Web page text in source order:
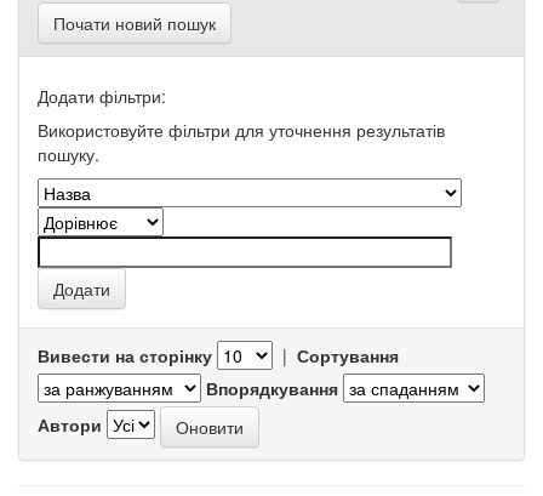
Почати новий пошук
Додати фільтри:
Використовуйте фільтри для уточнення результатів
пошуку.
Вивести на сторінку | Сортування
Впорядкування
Автори